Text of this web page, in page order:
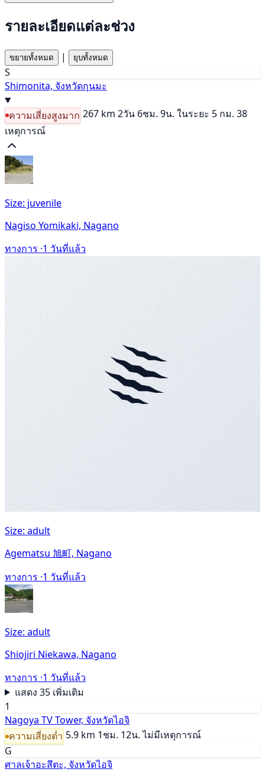
รายละเอียดแต่ละช่วง
ขยายทั้งหมด | ยุบทั้งหมด
S
Shimonita, จังหวัดกุนมะ
ความเสี่ยงสูงมาก 267 km 2วัน 6ชม. 9น. ในระยะ 5 กม. 38
เหตุการณ์
Size: juvenile
Nagiso Yomikaki, Nagano
ทางการ ·1 วันที่แล้ว
Size: adult
Agematsu 旭町, Nagano
ทางการ ·1 วันที่แล้ว
Size: adult
Shiojiri Niekawa, Nagano
ทางการ ·1 วันที่แล้ว
แสดง 35 เพิ่มเติม
1
Nagoya TV Tower, จังหวัดไอจิ
ความเสี่ยงต่ำ 5.9 km 1ชม. 12น. ไม่มีเหตุการณ์
G
ศาลเจ้าอะสึตะ, จังหวัดไอจิ